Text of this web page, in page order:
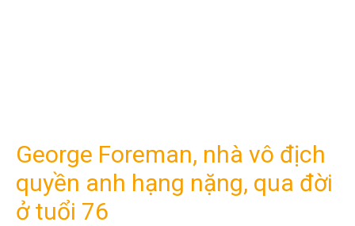
George Foreman, nhà vô địch
quyền anh hạng nặng, qua đời
ở tuổi 76